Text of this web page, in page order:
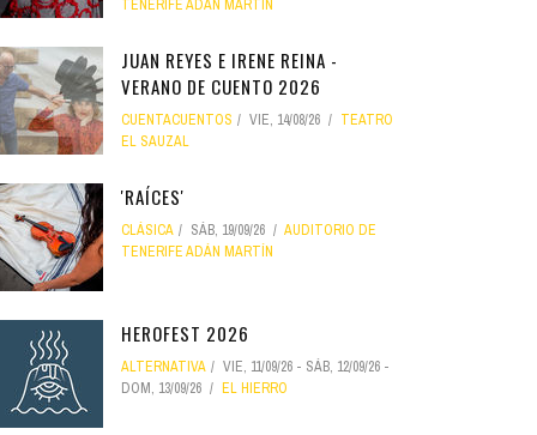
TENERIFE ADÁN MARTÍN
JUAN REYES E IRENE REINA -
VERANO DE CUENTO 2026
CUENTACUENTOS VIE, 14/08/26
TEATRO
EL SAUZAL
'RAÍCES'
CLÁSICA SÁB, 19/09/26
AUDITORIO DE
TENERIFE ADÁN MARTÍN
HEROFEST 2026
ALTERNATIVA VIE, 11/09/26 - SÁB, 12/09/26 -
DOM, 13/09/26
EL HIERRO